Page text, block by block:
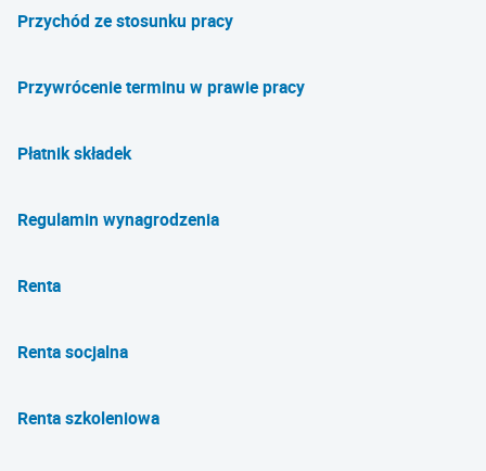
Przychód ze stosunku pracy
Przywrócenie terminu w prawie pracy
Płatnik składek
Regulamin wynagrodzenia
Renta
Renta socjalna
Renta szkoleniowa